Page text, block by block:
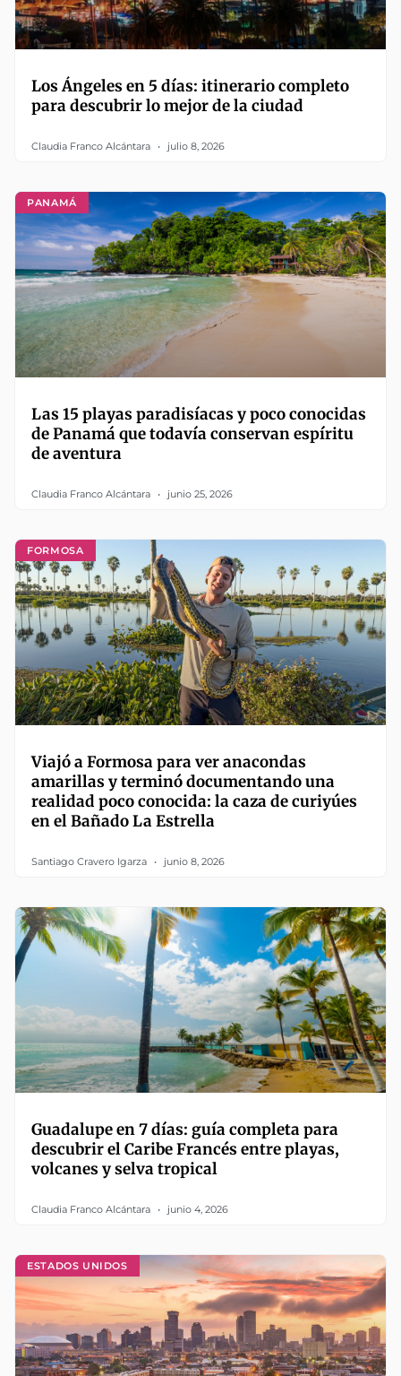
Los Ángeles en 5 días: itinerario completo
para descubrir lo mejor de la ciudad
Claudia Franco Alcántara julio 8, 2026
PANAMÁ
Las 15 playas paradisíacas y poco conocidas
de Panamá que todavía conservan espíritu
de aventura
Claudia Franco Alcántara junio 25, 2026
FORMOSA
Viajó a Formosa para ver anacondas
amarillas y terminó documentando una
realidad poco conocida: la caza de curiyúes
en el Bañado La Estrella
Santiago Cravero Igarza junio 8, 2026
Guadalupe en 7 días: guía completa para
descubrir el Caribe Francés entre playas,
volcanes y selva tropical
Claudia Franco Alcántara junio 4, 2026
ESTADOS UNIDOS